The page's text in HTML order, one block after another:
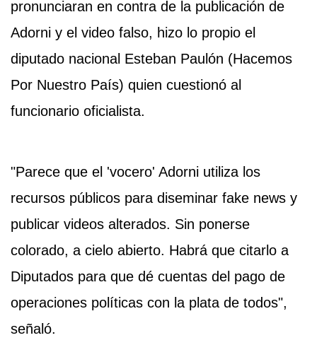
pronunciaran en contra de la publicación de
Adorni y el video falso, hizo lo propio el
diputado nacional Esteban Paulón (Hacemos
Por Nuestro País) quien cuestionó al
funcionario oficialista.
"Parece que el 'vocero' Adorni utiliza los
recursos públicos para diseminar fake news y
publicar videos alterados. Sin ponerse
colorado, a cielo abierto. Habrá que citarlo a
Diputados para que dé cuentas del pago de
operaciones políticas con la plata de todos",
señaló.